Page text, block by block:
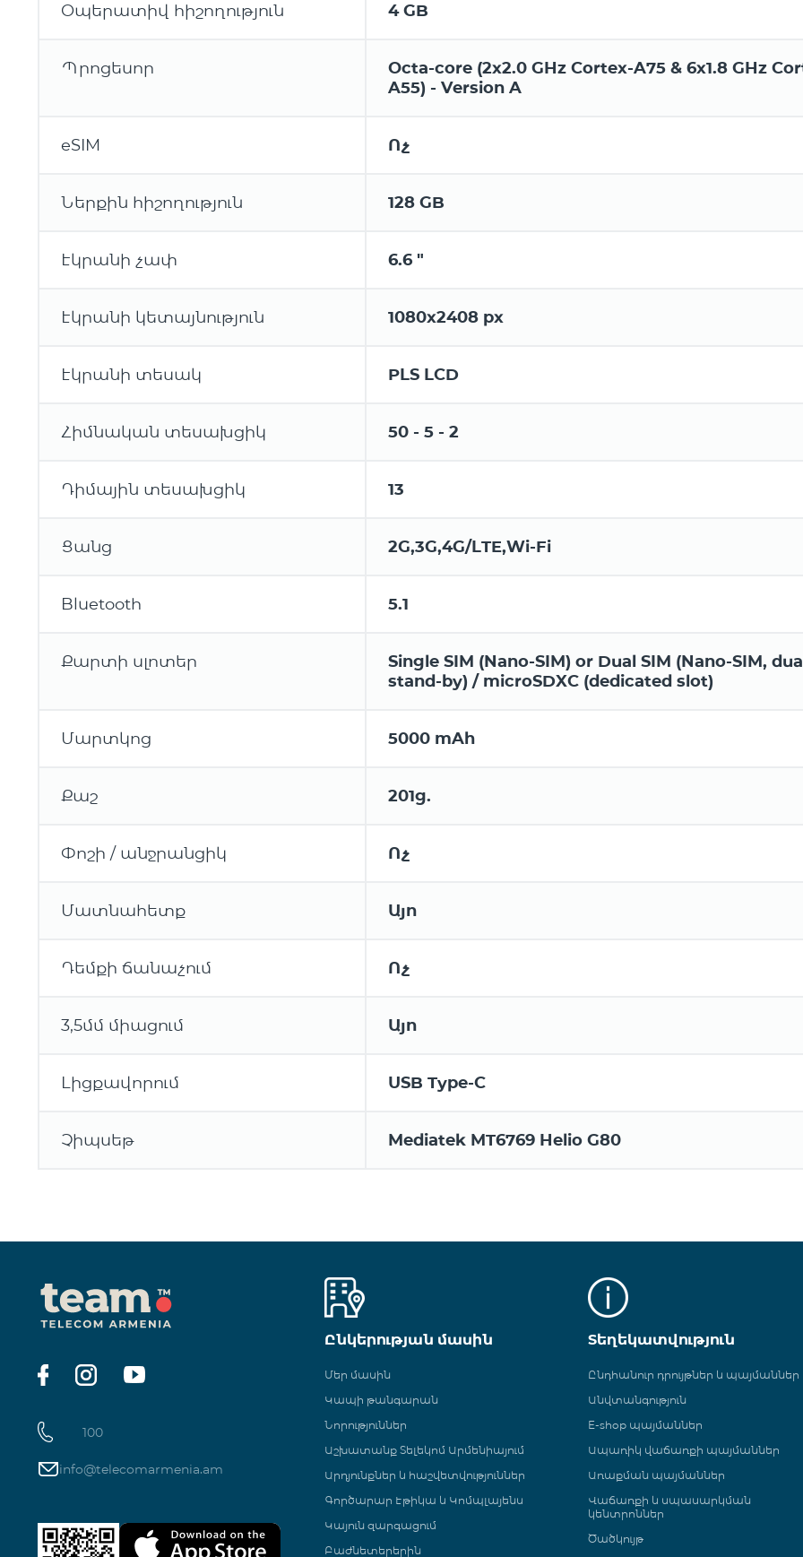
Օպերատիվ հիշողություն 4 GB
Պրոցեսոր
Octa-core (2x2.0 GHz Cortex-A75 & 6x1.8 GHz
A55) - Version A
eSIM Ոչ
Ներքին հիշողություն 128 GB
Էկրանի չափ 6.6 "
Էկրանի կետայնություն 1080x2408 px
Էկրանի տեսակ PLS LCD
Հիմնական տեսախցիկ 50 - 5 - 2
Դիմային տեսախցիկ 13
Ցանց 2G,3G,4G/LTE,Wi-Fi
Bluetooth 5.1
Քարտի սլոտեր
Single SIM (Nano-SIM) or Dual SIM (Nano-SIM,
stand-by) / microSDXC (dedicated slot)
Մարտկոց 5000 mAh
Քաշ 201g.
Փոշի / անջրանցիկ Ոչ
Մատնահետք Այո
Դեմքի ճանաչում Ոչ
3,5մմ միացում Այո
Լիցքավորում USB Type-C
Չիպսեթ Mediatek MT6769 Helio G80
100
info@telecomarmenia.am
Ընկերության մասին
Մեր մասին
Կապի թանգարան
Նորություններ
Աշխատանք Տելեկոմ Արմենիայում
Արդյունքներ և հաշվետվություններ
Գործարար Էթիկա և Կոմպլայենս
Կայուն զարգացում
Բաժնետերերին
Տեղեկատվություն
Ընդհանուր դրույթներ և պայմաններ
Անվտանգություն
E-shop պայմաններ
Ապառիկ վաճառքի պայմաններ
Առաքման պայմաններ
Վաճառքի և սպասարկման
կենտրոններ
Ծածկույթ